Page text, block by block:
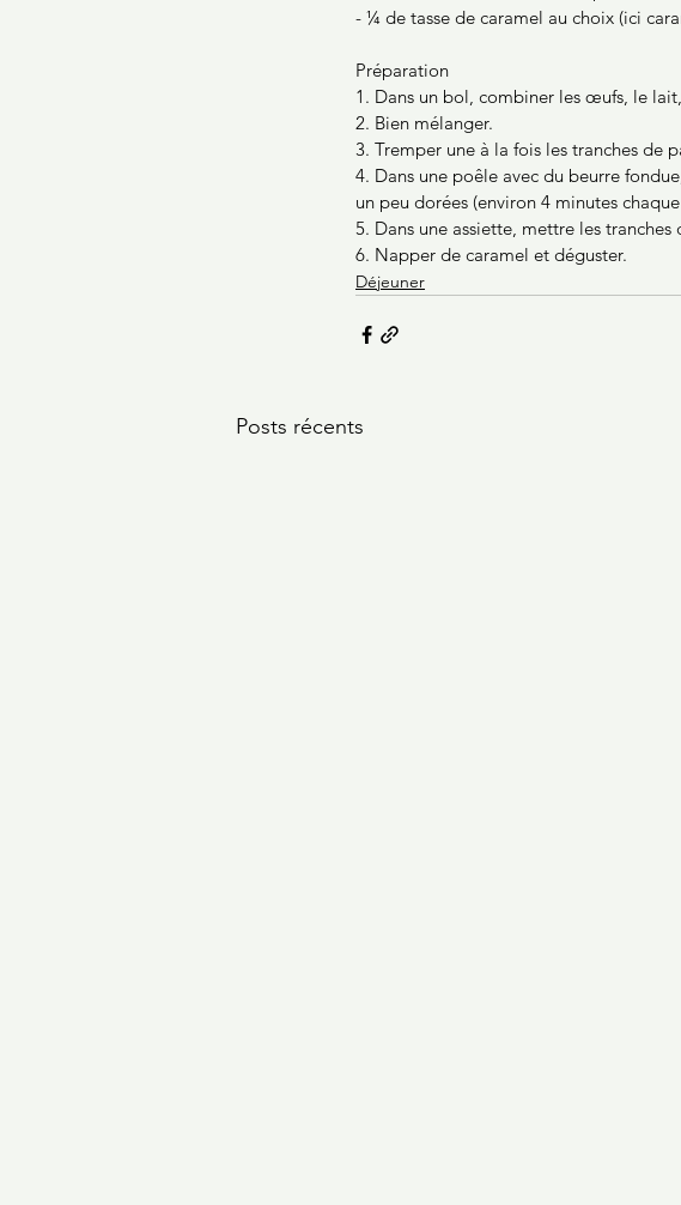
- ¼ de tasse de caramel au choix (ici
Préparation
1. Dans un bol, combiner les œufs, le
2. Bien mélanger.
3. Tremper une à la fois les tranches de
4. Dans une poêle avec du beurre
un peu dorées (environ 4 minutes
5. Dans une assiette, mettre les
6. Napper de caramel et déguster.
Déjeuner
Posts récents